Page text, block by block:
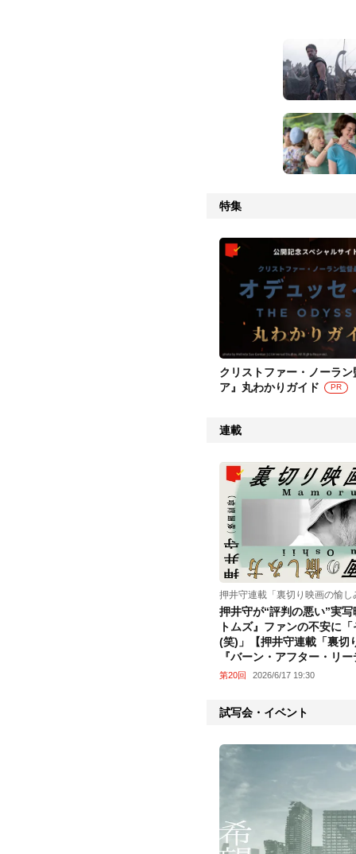
特集
クリストファー・ノーラ
ア』丸わかりガイド
PR
連載
押井守連載「裏切り映画の愉し
押井守が“評判の悪い”実
トムズ』ファンの不安に
(笑)」【押井守連載「裏切
『バーン・アフター・リ
第20回 2026/6/17 19:30
試写会・イベント